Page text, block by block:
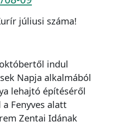
júliusi száma!
indul
Napja alkalmából
lehajtó építéséről
Fenyves alatt
Zentai Idának